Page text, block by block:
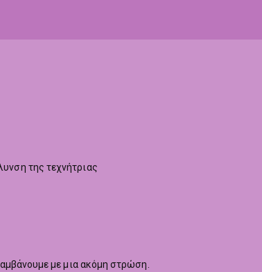
της τεχνήτριας
με μια ακόμη στρώση.